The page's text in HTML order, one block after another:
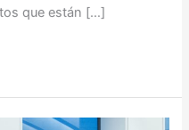
que están […]